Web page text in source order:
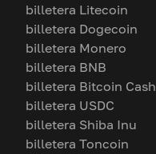
billetera Litecoin
billetera Dogecoin
billetera Monero
billetera BNB
billetera Bitcoin Cash
billetera USDC
billetera Shiba Inu
billetera Toncoin